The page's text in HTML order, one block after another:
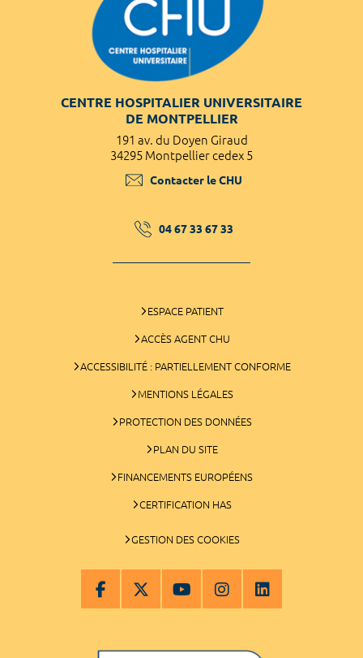
CENTRE HOSPITALIER UNIVERSITAIRE
DE MONTPELLIER
191 av. du Doyen Giraud
34295 Montpellier cedex 5
Contacter le CHU
04 67 33 67 33
ESPACE PATIENT
ACCÈS AGENT CHU
ACCESSIBILITÉ : PARTIELLEMENT CONFORME
MENTIONS LÉGALES
PROTECTION DES DONNÉES
PLAN DU SITE
FINANCEMENTS EUROPÉENS
CERTIFICATION HAS
GESTION DES COOKIES